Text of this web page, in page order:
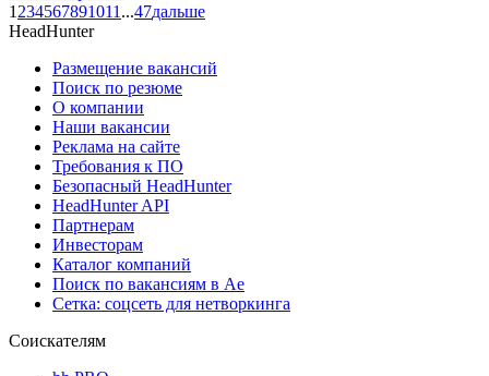
1 234567891011 ...47дальше
HeadHunter
Размещение вакансий
Поиск по резюме
О компании
Наши вакансии
Реклама на сайте
Требования к ПО
Безопасный HeadHunter
HeadHunter API
Партнерам
Инвесторам
Каталог компаний
Поиск по вакансиям в Ае
Сетка: соцсеть для нетворкинга
Соискателям